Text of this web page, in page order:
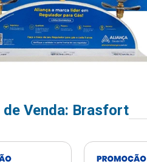
de Venda: Brasfort